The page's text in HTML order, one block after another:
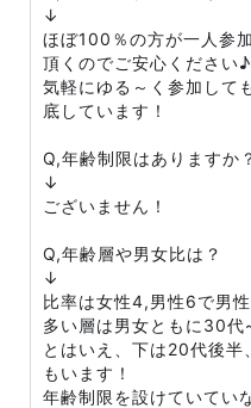
↓
ほぼ100％の方が一人参
頂くのでご安心ください♪
気軽にゆる～く参加して
底しています！
Q,年齢制限はありますか
↓
ございません！
Q,年齢層や男女比は？
↓
比率は女性4,男性6で男
多い層は男女ともに30代
とはいえ、下は20代後
もいます！
年齢制限を設けていてい